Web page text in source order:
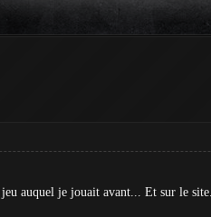
auquel je jouait avant... Et sur le